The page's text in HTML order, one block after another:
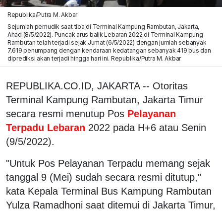
Republika/Putra M. Akbar
Sejumlah pemudik saat tiba di Terminal Kampung Rambutan, Jakarta,
Ahad (8/5/2022). Puncak arus balik Lebaran 2022 di Terminal Kampung
Rambutan telah terjadi sejak Jumat (6/5/2022) dengan jumlah sebanyak
7.619 penumpang dengan kendaraan kedatangan sebanyak 419 bus dan
diprediksi akan terjadi hingga hari ini. Republika/Putra M. Akbar
REPUBLIKA.CO.ID, JAKARTA -- Otoritas
Terminal Kampung Rambutan, Jakarta Timur
secara resmi menutup Pos Pelayanan
Terpadu Lebaran 2022 pada H+6 atau Senin
(9/5/2022).
"Untuk Pos Pelayanan Terpadu memang sejak
tanggal 9 (Mei) sudah secara resmi ditutup,"
kata Kepala Terminal Bus Kampung Rambutan
Yulza Ramadhoni saat ditemui di Jakarta Timur,